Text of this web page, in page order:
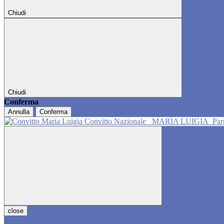
Chiudi
Chiudi
Conferma
Annulla Conferma
Convitto Nazionale MARIA LUIGIA
close